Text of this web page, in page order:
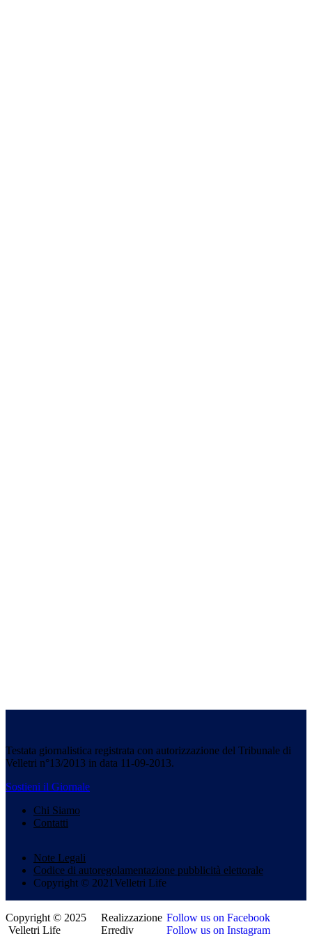
Testata giornalistica registrata con autorizzazione del Tribunale di
Velletri n°13/2013 in data 11-09-2013.
Sostieni il Giornale
Chi Siamo
Contatti
Note Legali
Codice di autoregolamentazione pubblicità elettorale
Copyright © 2021Velletri Life
Copyright © 2025
Velletri Life
Realizzazione
Errediv
Follow us on Facebook
Follow us on Instagram